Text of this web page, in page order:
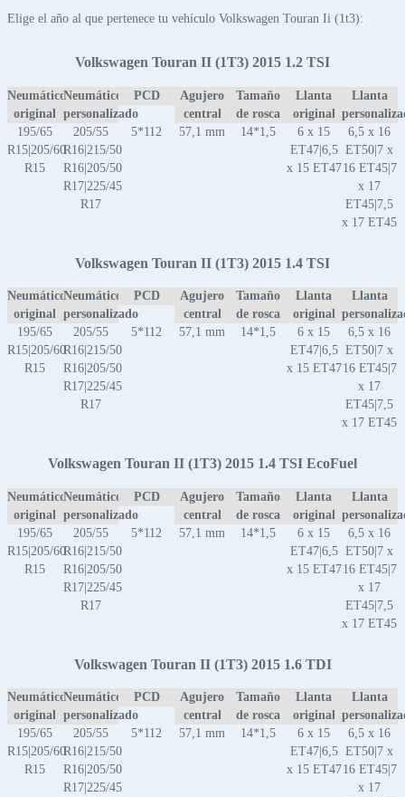
Elige el año al que pertenece tu vehículo Volkswagen Touran Ii (1t3):
Volkswagen Touran II (1T3) 2015 1.2 TSI
Neumático
original
Neumático
personalizado
PCD
Agujero
central
Tamaño
de rosca
Llanta
original
Llanta
195/65
R15|205/60
R15
205/55
R16|215/50
R16|205/50
R17|225/45
R17
5*112 57,1 mm 14*1,5
6 x 15
ET47|6,5
x 15 ET47
6,5 x 16
ET50|7 x
16 ET45|7
x 17
ET45|7,5
x 17 ET45
Volkswagen Touran II (1T3) 2015 1.4 TSI
Neumático
original
Neumático
personalizado
PCD
Agujero
central
Tamaño
de rosca
Llanta
original
Llanta
195/65
R15|205/60
R15
205/55
R16|215/50
R16|205/50
R17|225/45
R17
5*112 57,1 mm 14*1,5
6 x 15
ET47|6,5
x 15 ET47
6,5 x 16
ET50|7 x
16 ET45|7
x 17
ET45|7,5
x 17 ET45
Volkswagen Touran II (1T3) 2015 1.4 TSI EcoFuel
Neumático
original
Neumático
personalizado
PCD
Agujero
central
Tamaño
de rosca
Llanta
original
Llanta
195/65
R15|205/60
R15
205/55
R16|215/50
R16|205/50
R17|225/45
R17
5*112 57,1 mm 14*1,5
6 x 15
ET47|6,5
x 15 ET47
6,5 x 16
ET50|7 x
16 ET45|7
x 17
ET45|7,5
x 17 ET45
Volkswagen Touran II (1T3) 2015 1.6 TDI
Neumático
original
Neumático
personalizado
PCD
Agujero
central
Tamaño
de rosca
Llanta
original
Llanta
195/65
R15|205/60
R15
205/55
R16|215/50
R16|205/50
R17|225/45
5*112 57,1 mm 14*1,5
6 x 15
ET47|6,5
x 15 ET47
6,5 x 16
ET50|7 x
16 ET45|7
x 17